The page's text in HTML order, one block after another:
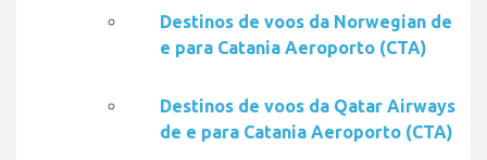
Destinos de voos da Norwegian de
e para Catania Aeroporto (CTA)
Destinos de voos da Qatar Airways
de e para Catania Aeroporto (CTA)